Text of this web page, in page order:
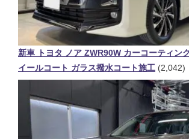
新車 トヨタ ノア ZWR90W カーコーティン
イールコート ガラス撥水コート施工 (2,042)